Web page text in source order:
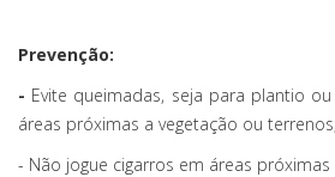
Prevenção:
- Evite queimadas, seja para plantio
áreas próximas a vegetação ou
- Não jogue cigarros em áreas